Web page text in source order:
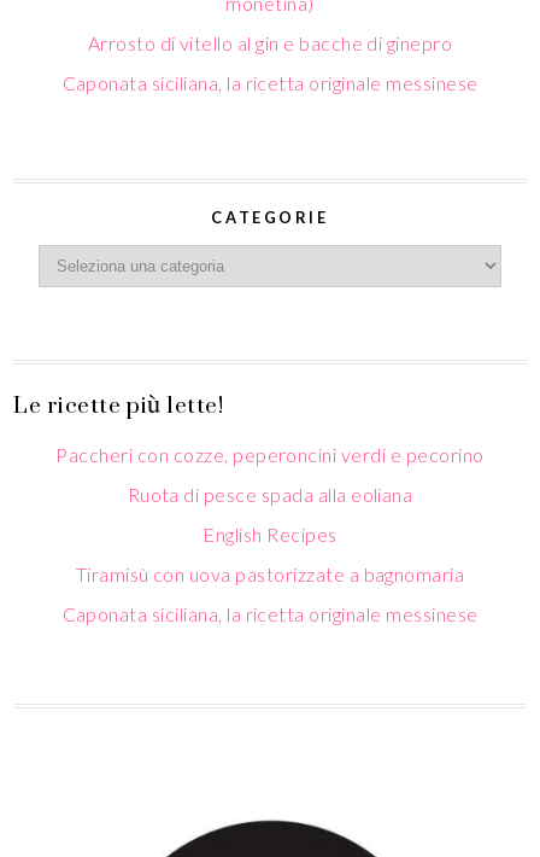
CATEGORIE
Le ricette più lette!
Ruota di pesce spada alla eoliana
English Recipes
Tiramisù con uova pastorizzate a bagnomaria
Caponata siciliana, la ricetta originale messinese